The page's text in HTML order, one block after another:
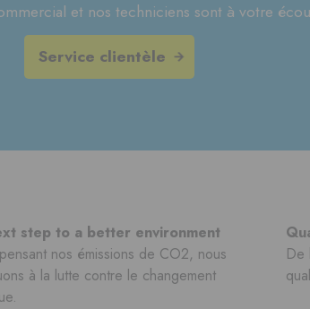
et nos techniciens sont à votre
Service clientèle
step to a better environment
nos émissions de CO2, nous
à la lutte contre le changement
De